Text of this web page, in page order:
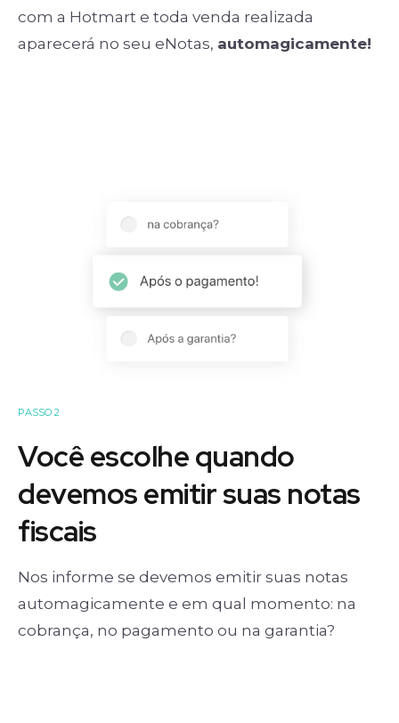
com a Hotmart e toda venda realizada
aparecerá no seu eNotas, automagicamente!
PASSO 2
Você escolhe quando
devemos emitir suas notas
fiscais
Nos informe se devemos emitir suas notas
automagicamente e em qual momento: na
cobrança, no pagamento ou na garantia?